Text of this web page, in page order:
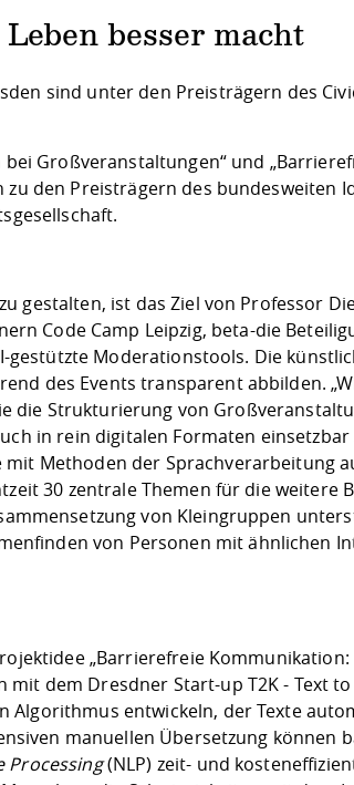
besser macht
sind unter den Preisträgern des
Großveranstaltungen“ und
den Preisträgern des bundesweiten
gestalten, ist das Ziel von Professor
Code Camp Leipzig, beta-die
Moderationstools. Die
des Events transparent abbilden.
die Strukturierung von
in rein digitalen Formaten einsetzbar
Methoden der Sprachverarbeitung
30 zentrale Themen für die weitere
von Kleingruppen
von Personen mit ähnlichen
„Barrierefreie
dem Dresdner Start-up T2K - Text
Algorithmus entwickeln, der Texte
manuellen Übersetzung können
Processing(NLP) zeit- und